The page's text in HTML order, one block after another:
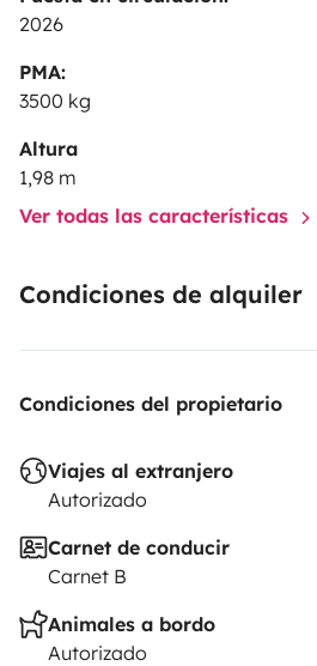
2026
PMA:
3500 kg
Altura
1,98 m
Ver todas las características
Condiciones de alquiler
Condiciones del propietario
Viajes al extranjero
Autorizado
Carnet de conducir
Carnet B
Animales a bordo
Autorizado